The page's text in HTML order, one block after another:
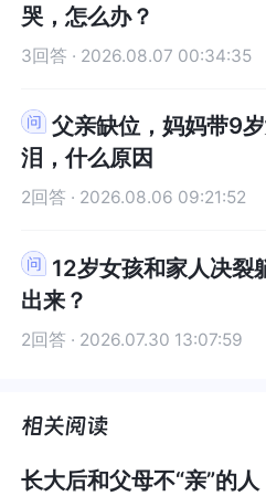
卑 我现在复读 浑身充斥着
不济 还失眠最近请假调整
怕落下功课 我说我心理出
不济 还失眠最近请假调整
怕落下功课 我说我心理出
我去看 我真的没办法了
一个你想成为的样子，而
以长成一个不同于父母、
他们的行为做法，但尊重
原神家庭的事情，因为你
你只能改变自己。从现在
那样通过骗来获取生活来
大款，所以你努力吧。将
习，只有读书才能改变命
一个你想成为的样子，而
以长成一个不同于父母、
他们的行为做法，但尊重
原神家庭的事情，因为你
你只能改变自己。从现在
那样通过骗来获取生活来
大款，所以你努力吧。将
习，只有读书才能改变命
哭，怎么办？
3回答 · 2026.08.07 00:34:35
父亲缺位，妈妈带9岁女孩，她容易委屈落
泪，什么原因
2回答 · 2026.08.06 09:21:52
12岁女孩和家人决裂躺平，怎么帮助她走
出来？
2回答 · 2026.07.30 13:07:59
长大后和父母不“亲”的